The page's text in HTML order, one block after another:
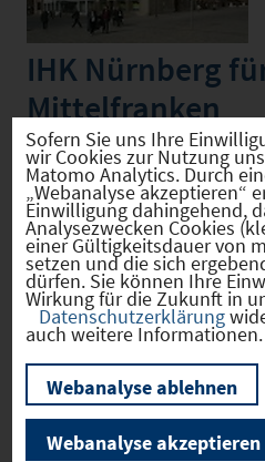
IHK Nürnberg
Mittelfranken
Birgit Böhme
Hauptmarkt 25/27
90403 Nürnberg
Tel. 0911/1335-1335
Sofern Sie uns Ihre
wir Cookies zur Nutzung
Matomo Analytics. Durch
„Webanalyse akzeptieren“
Einwilligung dahingehend,
Analysezwecken Cookies
einer Gültigkeitsdauer von
setzen und die sich
dürfen. Sie können Ihre
Wirkung für die Zukunft in
Datenschutzerklärung
auch weitere Informationen.
Webanalyse ablehnen
Webanalyse akzeptieren